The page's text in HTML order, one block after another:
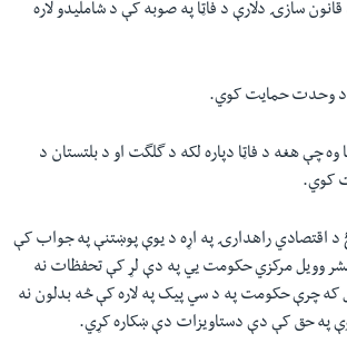
سازۍ دلارې د فاټا په صوبه کې د شاملیدو لاره
د وحدت حمایت کوي.
وه چې هغه د فاټا دپاره لکه د گلگت او د بلتستان د
کوي.
د اقتصادي راهدارۍ په اړه د یوې پوښتنې په جواب کې
وویل مرکزي حکومت يي په دې لړ کې تحفظات نه
چرې حکومت په د سي پیک په لاره کې څه بدلون نه
په حق کې دې دستاویزات دې ښکاره کړي.